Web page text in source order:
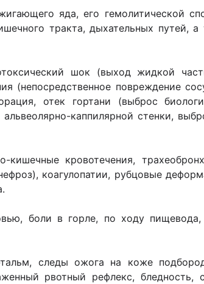
яда, его гемолитической
тракта, дыхательных путей,
шок (выход жидкой
(непосредственное повреждение
отек гортани (выброс
каппилярной стенки,
кровотечения,
коагулопатии, рубцовые
боли в горле, по ходу пищевода,
следы ожога на коже
рвотный рефлекс, бледность,